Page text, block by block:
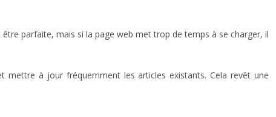
parfaite, mais si la page web met trop de temps à se charger, il
mettre à jour fréquemment les articles existants. Cela revêt une